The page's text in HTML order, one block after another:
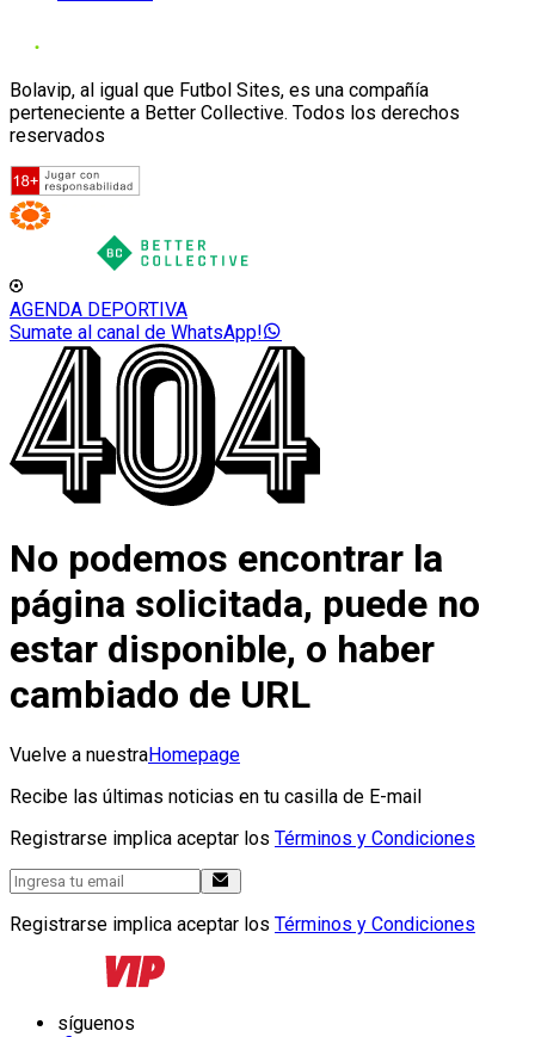
Bolavip, al igual que Futbol Sites, es una compañía
perteneciente a Better Collective. Todos los derechos
reservados
AGENDA DEPORTIVA
Sumate al canal de WhatsApp!
No podemos encontrar la
página solicitada, puede no
estar disponible, o haber
cambiado de URL
Vuelve a nuestraHomepage
Recibe las últimas noticias en tu casilla de E-mail
Registrarse implica aceptar los Términos y Condiciones
Registrarse implica aceptar los Términos y Condiciones
síguenos